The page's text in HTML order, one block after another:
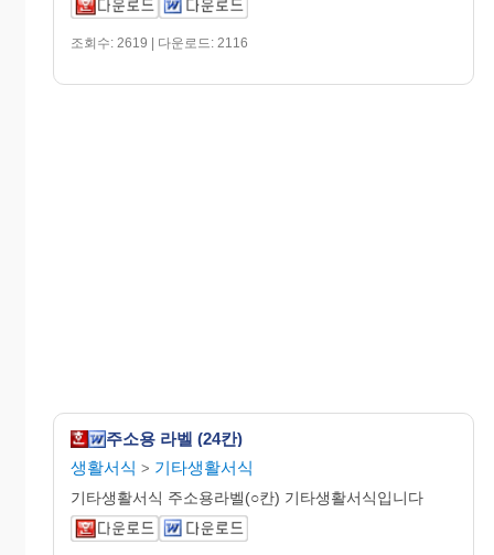
조회수: 2619 | 다운로드: 2116
주소용 라벨 (24칸)
생활서식 > 기타생활서식
기타생활서식 주소용라벨(○칸) 기타생활서식입니다